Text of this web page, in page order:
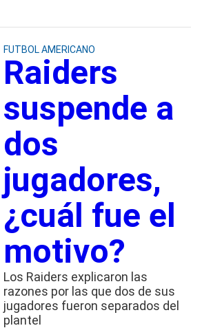
FUTBOL AMERICANO
Raiders
suspende a
dos
jugadores,
¿cuál fue el
motivo?
Los Raiders explicaron las
razones por las que dos de sus
jugadores fueron separados del
plantel